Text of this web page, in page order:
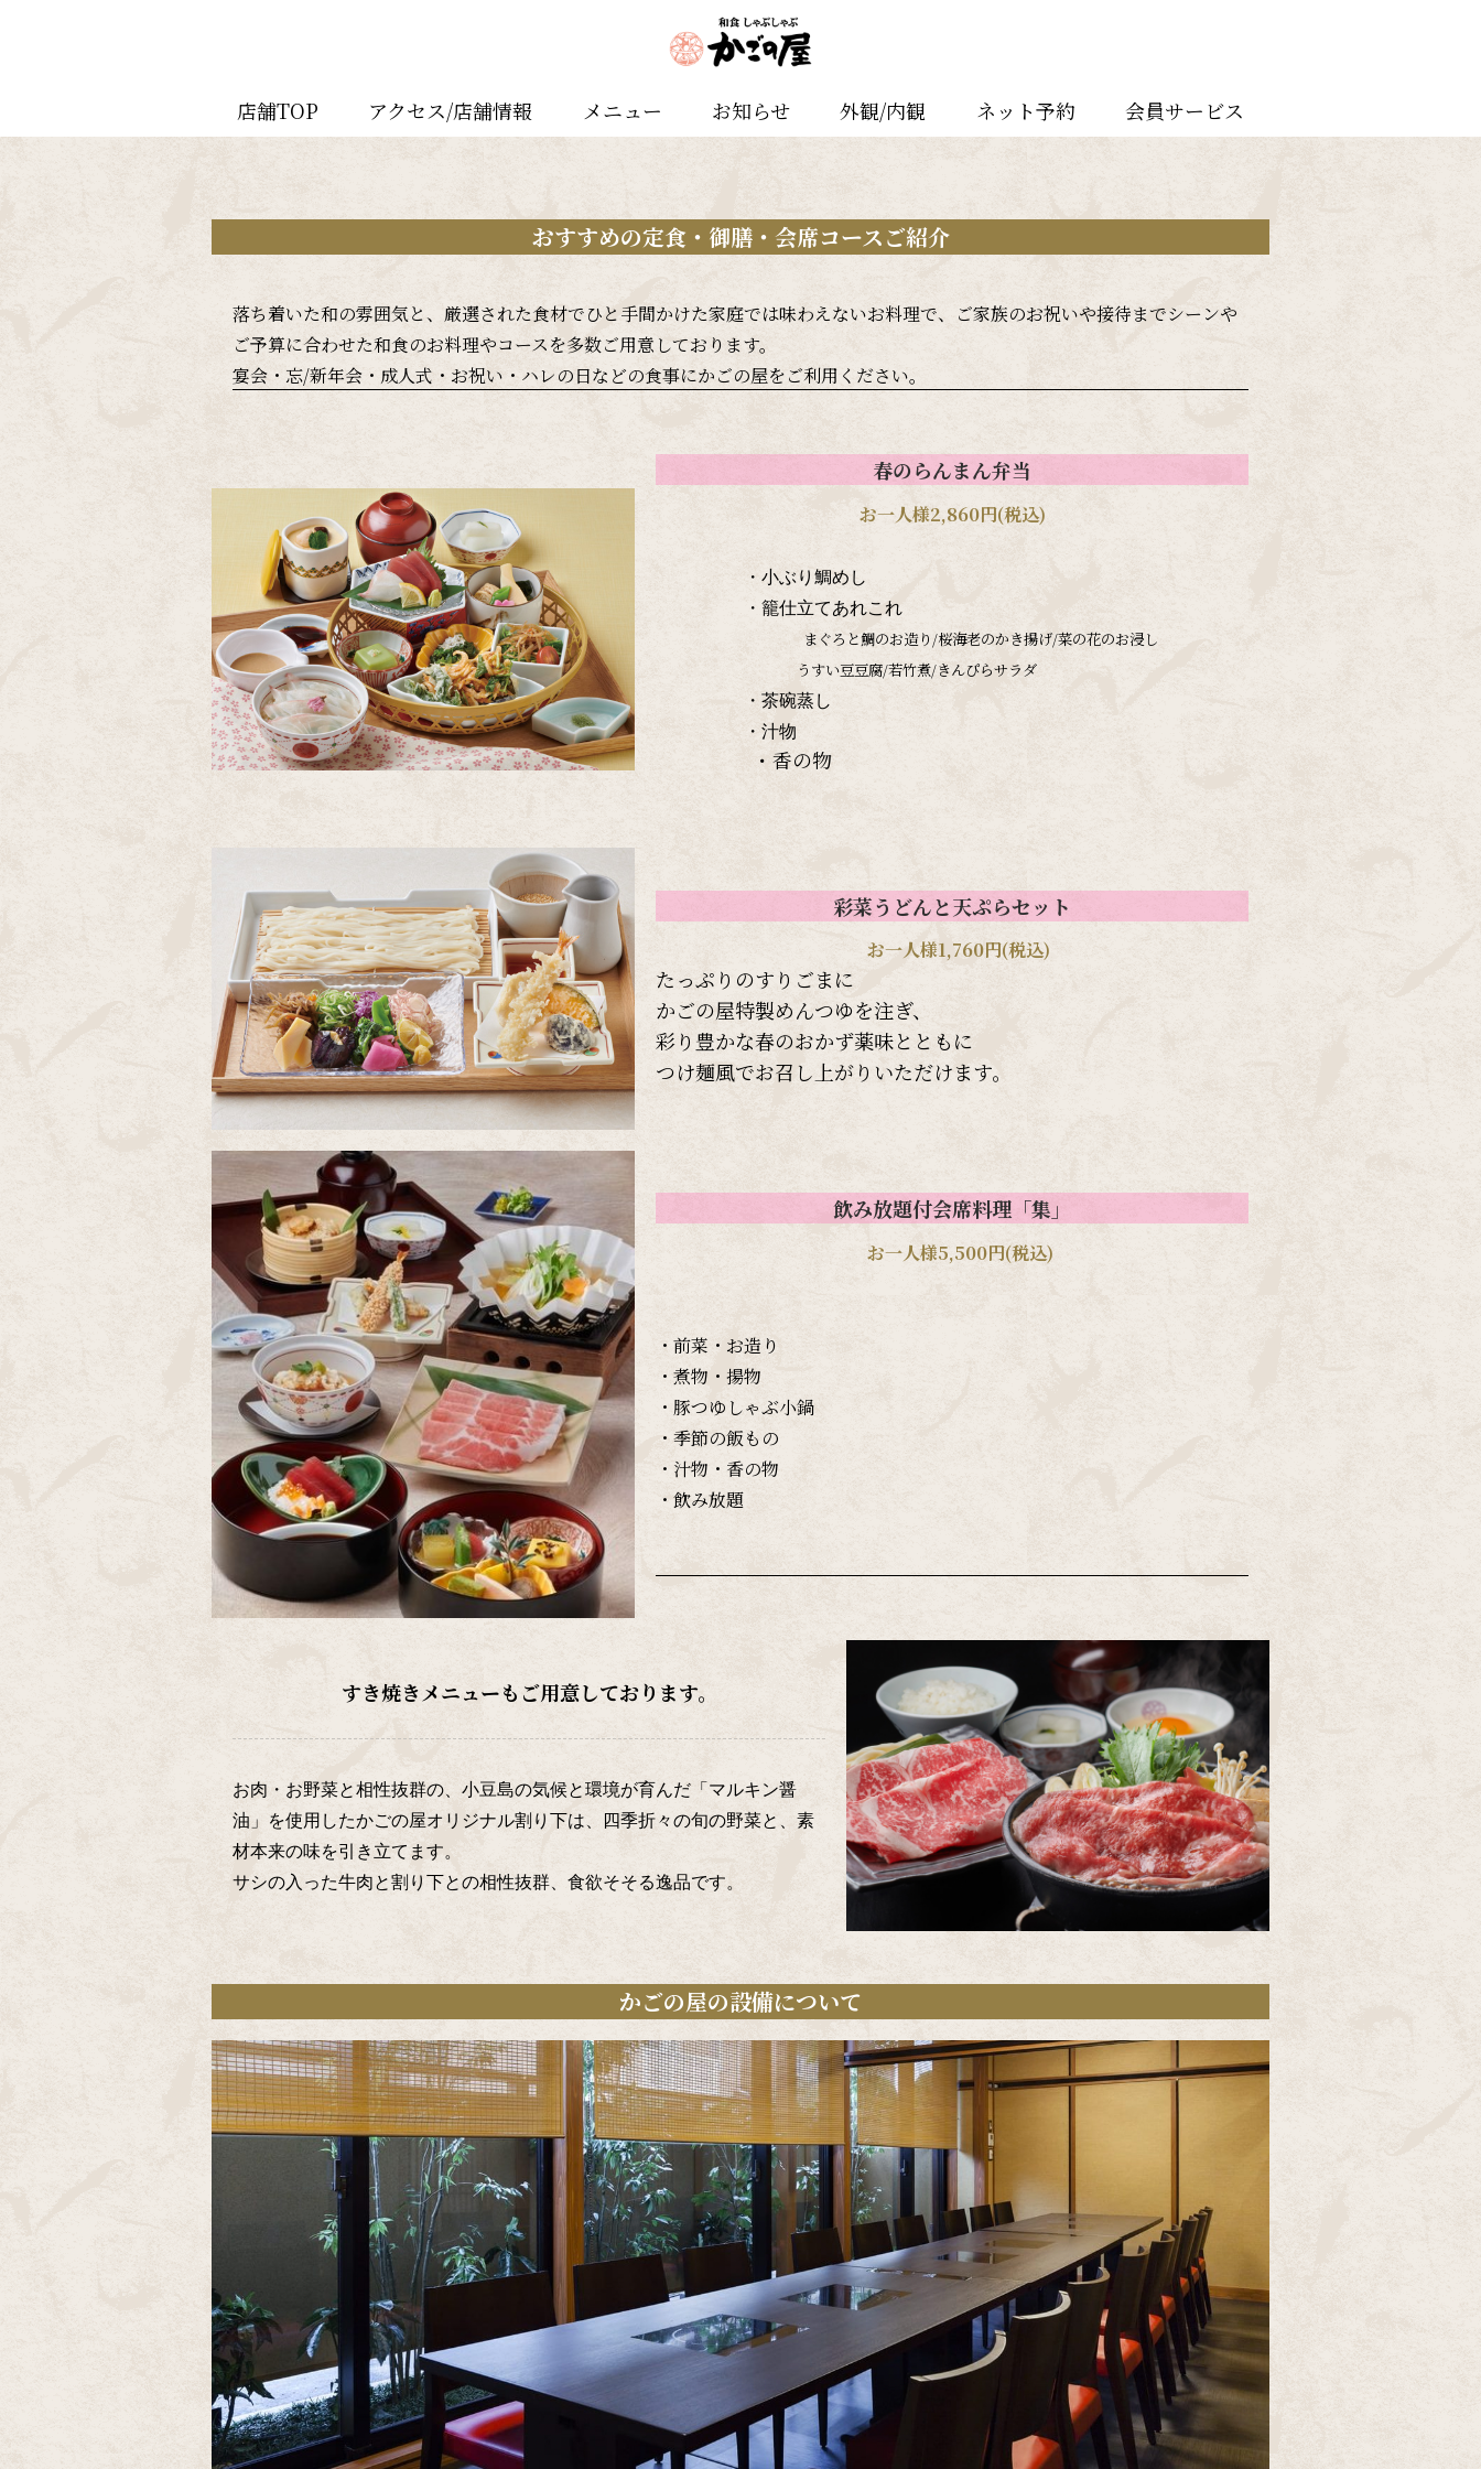
店舗TOP アクセス/店舗情報 メニュー お知らせ 外観/内観 ネット予約 会員サービス
おすすめの定食・御膳・会席コースご紹介
落ち着いた和の雰囲気と、厳選された食材でひと手間かけた家庭では味わえないお料理で、ご家族のお祝いや接待までシーンや
ご予算に合わせた和食のお料理やコースを多数ご用意しております。
宴会・忘/新年会・成人式・お祝い・ハレの日などの食事にかごの屋をご利用ください。
春のらんまん弁当
お一人様2,860円(税込)
・小ぶり鯛めし
・籠仕立てあれこれ
まぐろと鯛のお造り/桜海老のかき揚げ/菜の花のお浸し
うすい豆豆腐/若竹煮/きんぴらサラダ
・茶碗蒸し
・汁物
・香の物
彩菜うどんと天ぷらセット
お一人様1,760円(税込)
たっぷりのすりごまに
かごの屋特製めんつゆを注ぎ、
彩り豊かな春のおかず薬味とともに
つけ麺風でお召し上がりいただけます。
飲み放題付会席料理「集」
お一人様5,500円(税込)
・前菜・お造り
・煮物・揚物
・豚つゆしゃぶ小鍋
・季節の飯もの
・汁物・香の物
・飲み放題
すき焼きメニューもご用意しております。
お肉・お野菜と相性抜群の、小豆島の気候と環境が育んだ「マルキン醤
油」を使用したかごの屋オリジナル割り下は、四季折々の旬の野菜と、素
材本来の味を引き立てます。
サシの入った牛肉と割り下との相性抜群、食欲そそる逸品です。
かごの屋の設備について